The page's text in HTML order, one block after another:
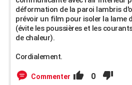
déformation de la paroi lambris
prévoir un film pour isoler la lame
(évite les poussières et les
de chaleur).
Cordialement.
Commenter 0